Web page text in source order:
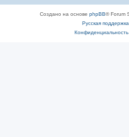
Создано на основе phpBB® Forum
Русская
Конфиденциальность